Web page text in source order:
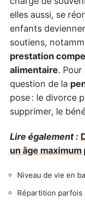
elles aussi, se
enfants
soutiens,
prestation
alimentaire. Pour
question de la
pose : le divorce
supprimer, le
Lire également :
un âge maximum
Niveau de vie en
Répartition parfois